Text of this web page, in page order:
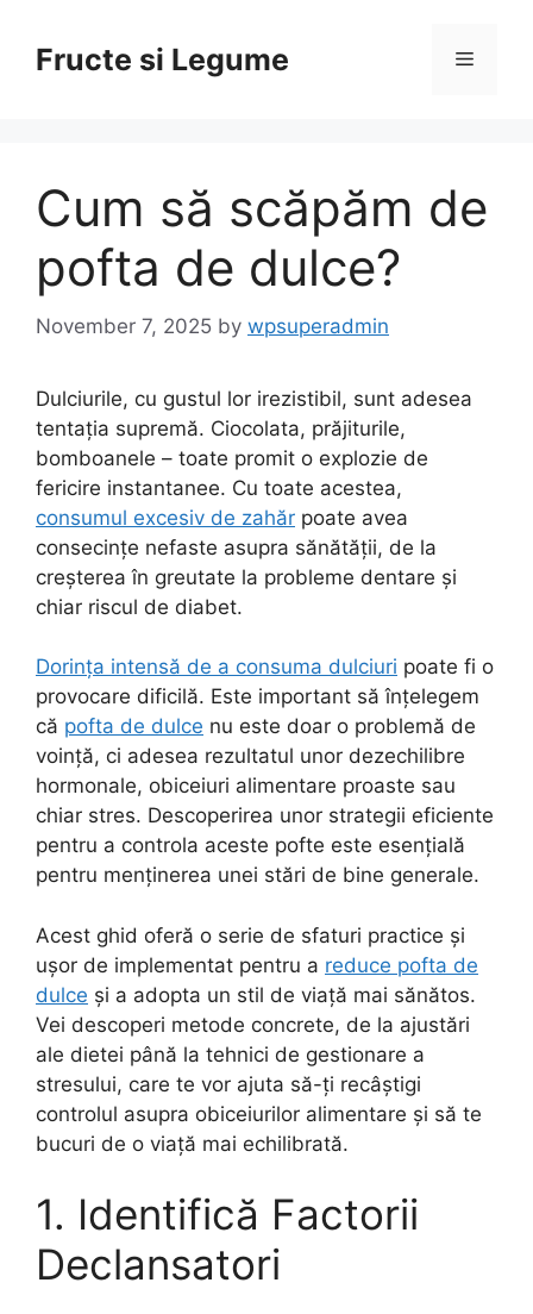
contentFructe si Legume Menu
Cum să scăpăm de
pofta de dulce?
November 7, 2025 by wpsuperadmin
Dulciurile, cu gustul lor irezistibil, sunt adesea
tentația supremă. Ciocolata, prăjiturile,
bomboanele – toate promit o explozie de
fericire instantanee. Cu toate acestea,
consumul excesiv de zahăr poate avea
consecințe nefaste asupra sănătății, de la
creșterea în greutate la probleme dentare și
chiar riscul de diabet.
Dorința intensă de a consuma dulciuri poate fi o
provocare dificilă. Este important să înțelegem
că pofta de dulce nu este doar o problemă de
voință, ci adesea rezultatul unor dezechilibre
hormonale, obiceiuri alimentare proaste sau
chiar stres. Descoperirea unor strategii eficiente
pentru a controla aceste pofte este esențială
pentru menținerea unei stări de bine generale.
Acest ghid oferă o serie de sfaturi practice și
ușor de implementat pentru a reduce pofta de
dulce și a adopta un stil de viață mai sănătos.
Vei descoperi metode concrete, de la ajustări
ale dietei până la tehnici de gestionare a
stresului, care te vor ajuta să-ți recâștigi
controlul asupra obiceiurilor alimentare și să te
bucuri de o viață mai echilibrată.
1. Identifică Factorii
Declansatori